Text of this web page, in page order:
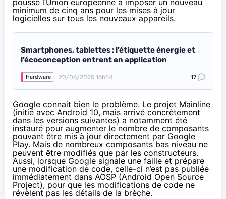
poussé l’Union européenne à imposer un nouveau
minimum de cinq ans pour les mises à jour
logicielles sur tous les nouveaux appareils.
Smartphones, tablettes : l’étiquette énergie et
l’écoconception entrent en application
Hardware 20/06/2025 16h54 17
Google connait bien le problème. Le projet Mainline
(initié avec Android 10, mais arrivé concrètement
dans les versions suivantes) a notamment été
instauré pour augmenter le nombre de composants
pouvant être mis à jour directement par Google
Play. Mais de nombreux composants bas niveau ne
peuvent être modifiés que par les constructeurs.
Aussi, lorsque Google signale une faille et prépare
une modification de code, celle-ci n’est pas publiée
immédiatement dans AOSP (Android Open Source
Project), pour que les modifications de code ne
révèlent pas les détails de la brèche.